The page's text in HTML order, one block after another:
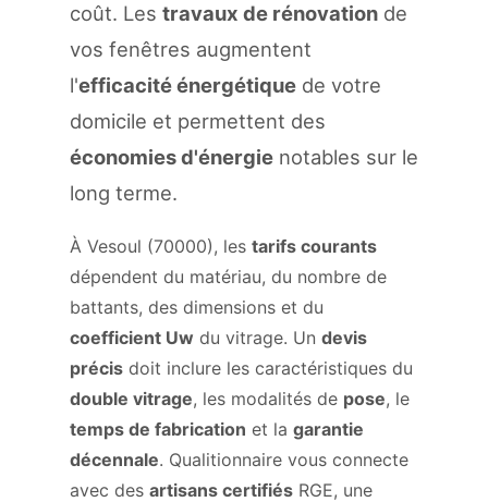
coût. Les travaux de rénovation de
vos fenêtres augmentent
l'efficacité énergétique de votre
domicile et permettent des
économies d'énergie notables sur le
long terme.
À Vesoul (70000), les tarifs courants
dépendent du matériau, du nombre de
battants, des dimensions et du
coefficient Uw du vitrage. Un devis
précis doit inclure les caractéristiques du
double vitrage, les modalités de pose, le
temps de fabrication et la garantie
décennale. Qualitionnaire vous connecte
avec des artisans certifiés RGE, une